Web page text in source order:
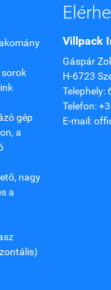
gép
a
nagy
a
Villpack
Gáspár
H-6723
Telephely:
Telefon:
E-mail: